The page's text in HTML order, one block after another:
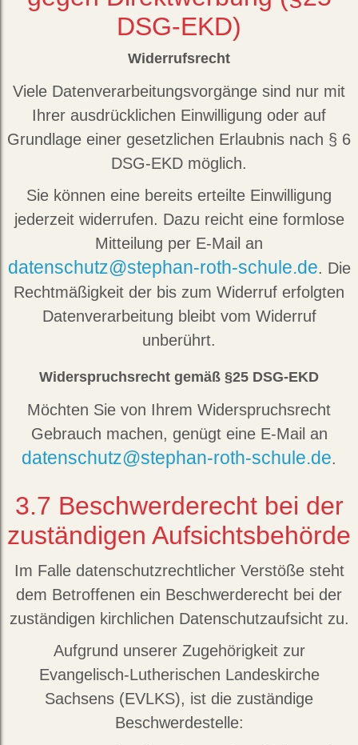
DSG-EKD)
Widerrufsrecht
Viele Datenverarbeitungsvorgänge sind nur mit
Ihrer ausdrücklichen Einwilligung oder auf
Grundlage einer gesetzlichen Erlaubnis nach § 6
DSG-EKD möglich.
Sie können eine bereits erteilte Einwilligung
jederzeit widerrufen. Dazu reicht eine formlose
Mitteilung per E-Mail an
datenschutz@stephan-roth-schule.de. Die
Rechtmäßigkeit der bis zum Widerruf erfolgten
Datenverarbeitung bleibt vom Widerruf
unberührt.
Widerspruchsrecht gemäß §25 DSG-EKD
Möchten Sie von Ihrem Widerspruchsrecht
Gebrauch machen, genügt eine E-Mail an
datenschutz@stephan-roth-schule.de.
3.7 Beschwerderecht bei der
zuständigen Aufsichtsbehörde
Im Falle datenschutzrechtlicher Verstöße steht
dem Betroffenen ein Beschwerderecht bei der
zuständigen kirchlichen Datenschutzaufsicht zu.
Aufgrund unserer Zugehörigkeit zur
Evangelisch-Lutherischen Landeskirche
Sachsens (EVLKS), ist die zuständige
Beschwerdestelle: